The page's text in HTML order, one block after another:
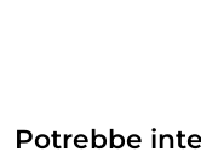
Potrebbe